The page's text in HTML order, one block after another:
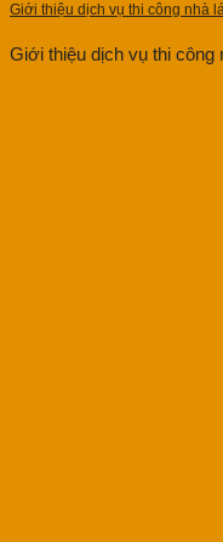
Giới thiệu dịch vụ thi công nhà
Giới thiệu dịch vụ thi công